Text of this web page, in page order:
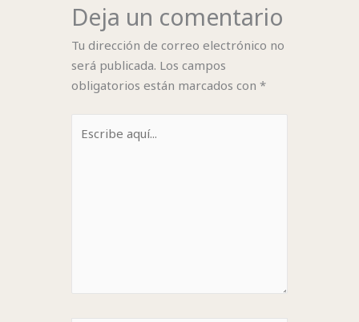
Deja un comentario
Tu dirección de correo electrónico no
será publicada. Los campos
obligatorios están marcados con *
aquí...